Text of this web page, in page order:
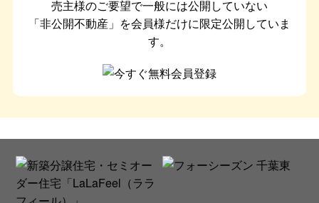
売主様のご要望で一般には公開していない
「非公開不動産」を会員様だけに限定公開していま
す。